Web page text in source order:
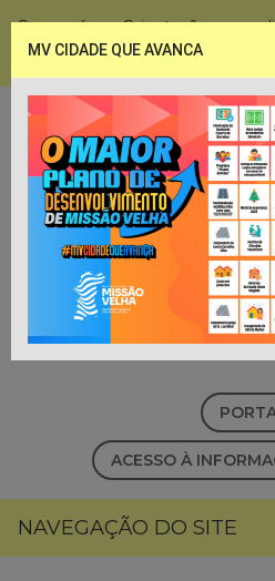
Coronavírus - Orientações e
ACESSO À
NAVEGAÇÃO DO SITE
MV CIDADE QUE AVANCA